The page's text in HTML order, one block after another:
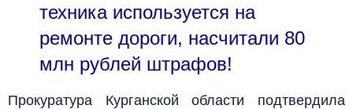
техника используется на
ремонте дороги, насчитали 80
млн рублей штрафов!
Прокуратура Курганской области подтвердила